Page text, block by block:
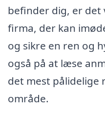
befinder dig, er
firma, der kan
og sikre en ren og
også på at læse
det mest
område.